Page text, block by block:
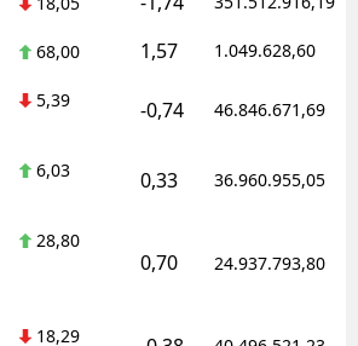
68,00 1,57 1.049.628,60
5,39 -0,74 46.846.671,69
6,03 0,33 36.960.955,05
28,80
0,70 24.937.793,80
18,29